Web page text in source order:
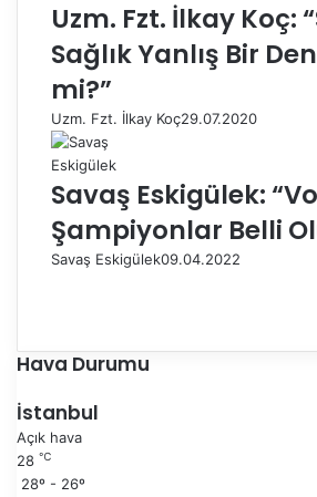
Uzm. Fzt. İlkay Koç:
Sağlık Yanlış Bir
mi?”
Uzm. Fzt. İlkay Koç29.07.2020
Savaş Eskigülek:
Şampiyonlar Belli
Savaş Eskigülek09.04.2022
e
k
s
a
n
k
i
Hava Durumu
İstanbul
Açık hava
28 ℃
28º - 26º